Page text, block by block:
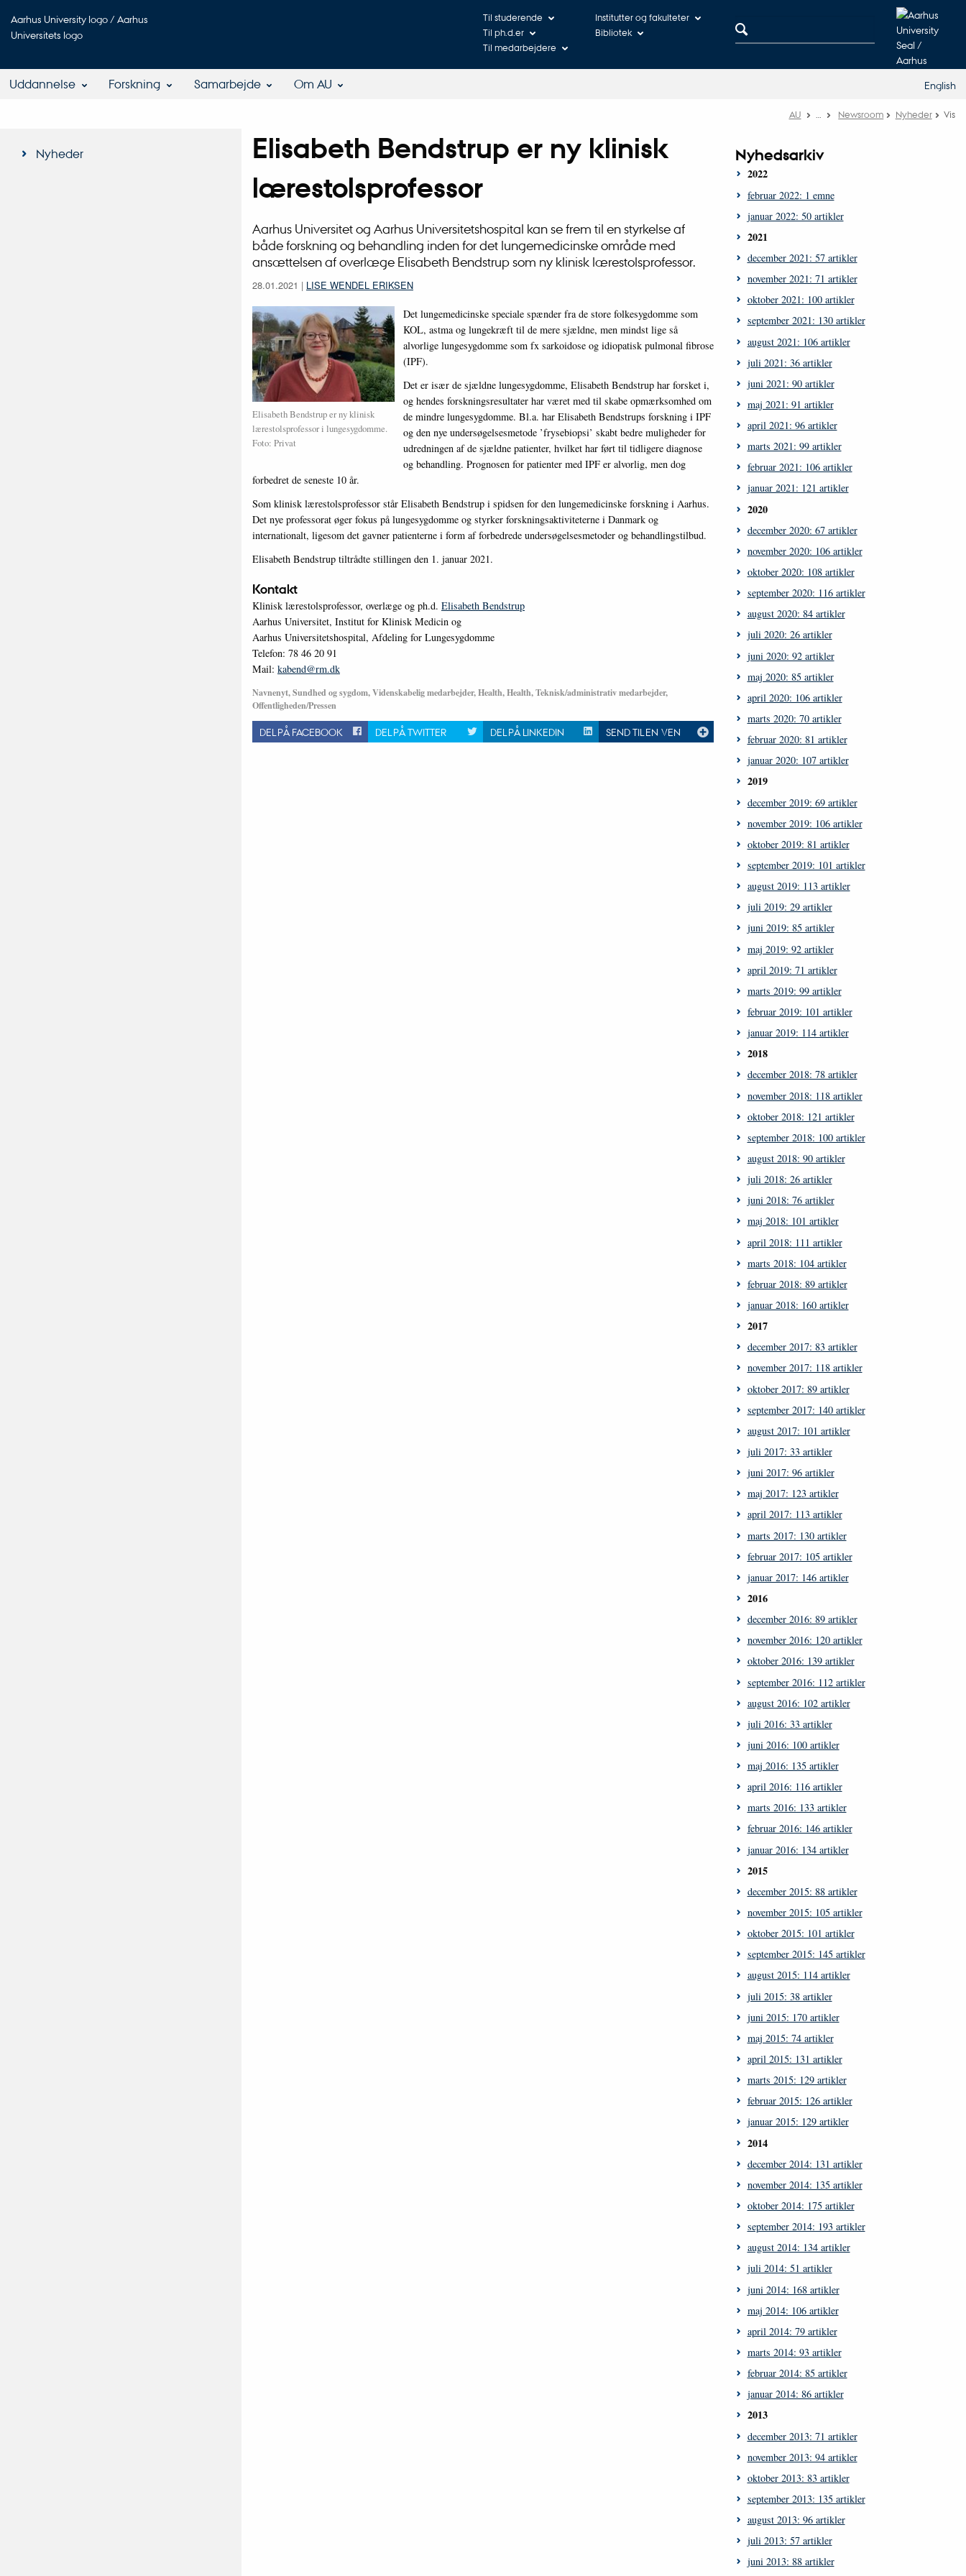
Aarhus University logo / Aarhus
Universitets logo
Til studerende
Til ph.d.er
Til medarbejdere
Institutter og fakulteter
Bibliotek
Uddannelse Forskning Samarbejde Om AU English
AU Newsroom Nyheder Vis
Nyheder
Elisabeth Bendstrup er ny klinisk
lærestolsprofessor
Aarhus Universitet og Aarhus Universitetshospital kan se frem til en styrkelse af
både forskning og behandling inden for det lungemedicinske område med
ansættelsen af overlæge Elisabeth Bendstrup som ny klinisk lærestolsprofessor.
28.01.2021 | LISE WENDEL ERIKSEN
Elisabeth Bendstrup er ny klinisk
lærestolsprofessor i lungesygdomme.
Foto: Privat
Det lungemedicinske speciale spænder fra de store folkesygdomme som
KOL, astma og lungekræft til de mere sjældne, men mindst lige så
alvorlige lungesygdomme som fx sarkoidose og idiopatisk pulmonal fibrose
(IPF).
Det er især de sjældne lungesygdomme, Elisabeth Bendstrup har forsket i,
og hendes forskningsresultater har været med til skabe opmærksomhed om
de mindre lungesygdomme. Bl.a. har Elisabeth Bendstrups forskning i IPF
og den nye undersøgelsesmetode ’frysebiopsi’ skabt bedre muligheder for
udredningen af de sjældne patienter, hvilket har ført til tidligere diagnose
og behandling. Prognosen for patienter med IPF er alvorlig, men dog
forbedret de seneste 10 år.
Som klinisk lærestolsprofessor står Elisabeth Bendstrup i spidsen for den lungemedicinske forskning i Aarhus.
Det nye professorat øger fokus på lungesygdomme og styrker forskningsaktiviteterne i Danmark og
internationalt, ligesom det gavner patienterne i form af forbedrede undersøgelsesmetoder og behandlingstilbud.
Elisabeth Bendstrup tiltrådte stillingen den 1. januar 2021.
Kontakt
Klinisk lærestolsprofessor, overlæge og ph.d. Elisabeth Bendstrup
Aarhus Universitet, Institut for Klinisk Medicin og
Aarhus Universitetshospital, Afdeling for Lungesygdomme
Telefon: 78 46 20 91
Mail: kabend@rm.dk
Navnenyt, Sundhed og sygdom, Videnskabelig medarbejder, Health, Health, Teknisk/administrativ medarbejder,
Offentligheden/Pressen
DEL PÅ FACEBOOK DEL PÅ TWITTER DEL PÅ LINKEDIN SEND TIL EN VEN
Nyhedsarkiv
2022
februar 2022: 1 emne
januar 2022: 50 artikler
2021
december 2021: 57 artikler
november 2021: 71 artikler
oktober 2021: 100 artikler
september 2021: 130 artikler
august 2021: 106 artikler
juli 2021: 36 artikler
juni 2021: 90 artikler
maj 2021: 91 artikler
april 2021: 96 artikler
marts 2021: 99 artikler
februar 2021: 106 artikler
januar 2021: 121 artikler
2020
december 2020: 67 artikler
november 2020: 106 artikler
oktober 2020: 108 artikler
september 2020: 116 artikler
august 2020: 84 artikler
juli 2020: 26 artikler
juni 2020: 92 artikler
maj 2020: 85 artikler
april 2020: 106 artikler
marts 2020: 70 artikler
februar 2020: 81 artikler
januar 2020: 107 artikler
2019
december 2019: 69 artikler
november 2019: 106 artikler
oktober 2019: 81 artikler
september 2019: 101 artikler
august 2019: 113 artikler
juli 2019: 29 artikler
juni 2019: 85 artikler
maj 2019: 92 artikler
april 2019: 71 artikler
marts 2019: 99 artikler
februar 2019: 101 artikler
januar 2019: 114 artikler
2018
december 2018: 78 artikler
november 2018: 118 artikler
oktober 2018: 121 artikler
september 2018: 100 artikler
august 2018: 90 artikler
juli 2018: 26 artikler
juni 2018: 76 artikler
maj 2018: 101 artikler
april 2018: 111 artikler
marts 2018: 104 artikler
februar 2018: 89 artikler
januar 2018: 160 artikler
2017
december 2017: 83 artikler
november 2017: 118 artikler
oktober 2017: 89 artikler
september 2017: 140 artikler
august 2017: 101 artikler
juli 2017: 33 artikler
juni 2017: 96 artikler
maj 2017: 123 artikler
april 2017: 113 artikler
marts 2017: 130 artikler
februar 2017: 105 artikler
januar 2017: 146 artikler
2016
december 2016: 89 artikler
november 2016: 120 artikler
oktober 2016: 139 artikler
september 2016: 112 artikler
august 2016: 102 artikler
juli 2016: 33 artikler
juni 2016: 100 artikler
maj 2016: 135 artikler
april 2016: 116 artikler
marts 2016: 133 artikler
februar 2016: 146 artikler
januar 2016: 134 artikler
2015
december 2015: 88 artikler
november 2015: 105 artikler
oktober 2015: 101 artikler
september 2015: 145 artikler
august 2015: 114 artikler
juli 2015: 38 artikler
juni 2015: 170 artikler
maj 2015: 74 artikler
april 2015: 131 artikler
marts 2015: 129 artikler
februar 2015: 126 artikler
januar 2015: 129 artikler
2014
december 2014: 131 artikler
november 2014: 135 artikler
oktober 2014: 175 artikler
september 2014: 193 artikler
august 2014: 134 artikler
juli 2014: 51 artikler
juni 2014: 168 artikler
maj 2014: 106 artikler
april 2014: 79 artikler
marts 2014: 93 artikler
februar 2014: 85 artikler
januar 2014: 86 artikler
2013
december 2013: 71 artikler
november 2013: 94 artikler
oktober 2013: 83 artikler
september 2013: 135 artikler
august 2013: 96 artikler
juli 2013: 57 artikler
juni 2013: 88 artikler